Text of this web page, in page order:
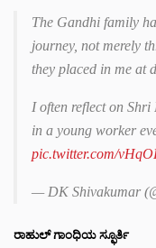
The Gandhi family
journey, not merely
they placed in me at
I often reflect on
in a young worker
pic.twitter.com/
— DK Shivakumar
ರಾಹುಲ್ ಗಾಂಧಿಯ ಸ್ಫೂರ್ತಿ